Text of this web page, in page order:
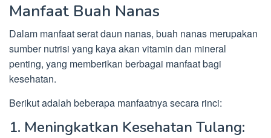
Manfaat Buah Nanas
Dalam manfaat serat daun nanas, buah nanas merupakan
sumber nutrisi yang kaya akan vitamin dan mineral
penting, yang memberikan berbagai manfaat bagi
kesehatan.
Berikut adalah beberapa manfaatnya secara rinci:
1. Meningkatkan Kesehatan Tulang: